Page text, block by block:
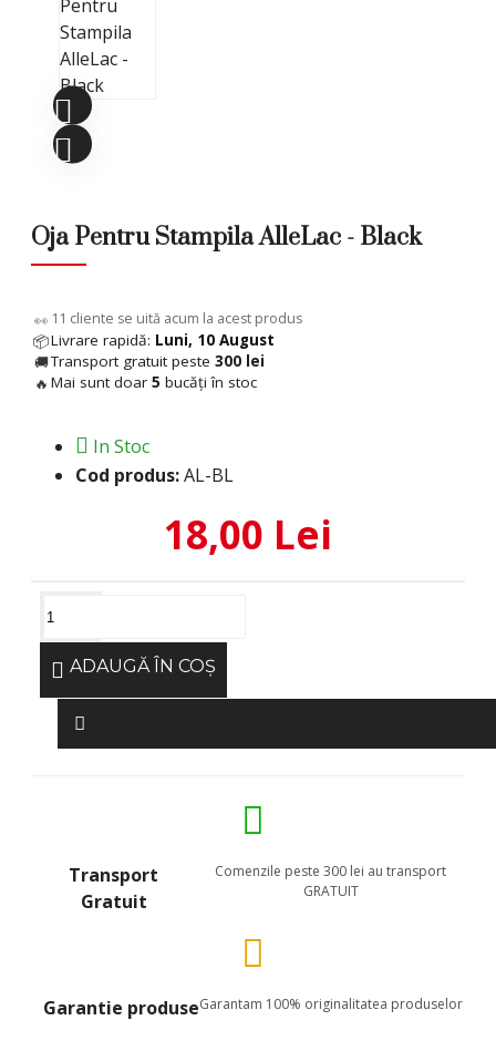
Oja Pentru Stampila AlleLac - Black
👀 11 cliente se uită acum la acest produs
📦Livrare rapidă: Luni, 10 August
🚚Transport gratuit peste 300 lei
🔥 Mai sunt doar 5 bucăți în stoc
In Stoc
Cod produs:AL-BL
18,00 Lei
ADAUGĂ ÎN COŞ
Transport
Gratuit
Comenzile peste 300 lei au transport
GRATUIT
Garantie produseGarantam 100% originalitatea produselor